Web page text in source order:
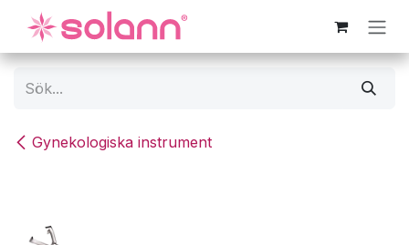
Hoppa till innehåll
Gynekologiska instrument